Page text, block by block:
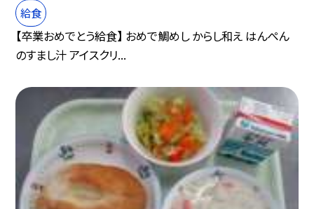
給食
【卒業おめでとう給食】 おめで鯛めし からし和え はんぺん
のすまし汁 アイスクリ...